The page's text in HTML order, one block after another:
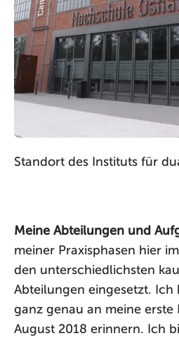
Standort des Instituts für
Meine Abteilungen und
meiner Praxisphasen hier
den unterschiedlichsten
Abteilungen eingesetzt. Ich
ganz genau an meine erste
August 2018 erinnern. Ich